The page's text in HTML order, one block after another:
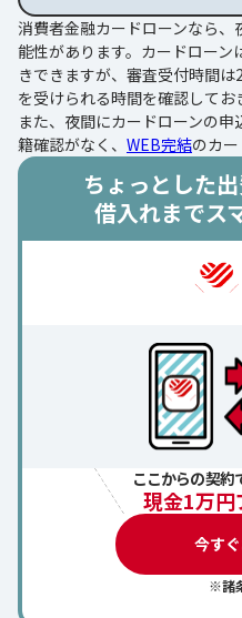
消費者金融カードローンなら
能性があります。カードロー
きできますが、審査受付時間
を受けられる時間を確認してお
また、夜間にカードローンの
籍確認がなく、 WEB完結のカー
ちょっとした
借入れまでス
ここからの契約
現金1万円
今す
※諸